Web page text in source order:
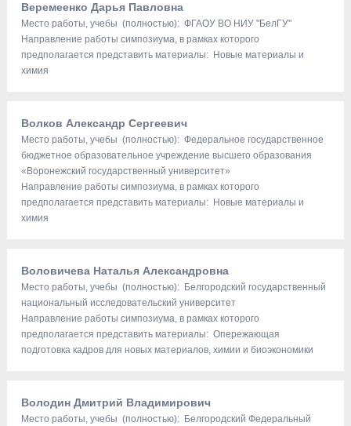
Веремеенко Дарья Павловна
Место работы, учебы (полностью): ФГАОУ ВО НИУ "БелГУ"
Направление работы симпозиума, в рамках которого
предполагается представить материалы: Новые материалы и
химия
Волков Александр Сергеевич
Место работы, учебы (полностью): Федеральное государственное
бюджетное образовательное учреждение высшего образования
«Воронежский государственный университет»
Направление работы симпозиума, в рамках которого
предполагается представить материалы: Новые материалы и
химия
Воловичева Наталья Александровна
Место работы, учебы (полностью): Белгородский государственный
национальный исследовательский университет
Направление работы симпозиума, в рамках которого
предполагается представить материалы: Опережающая
подготовка кадров для новых материалов, химии и биоэкономики
Володин Дмитрий Владимирович
Место работы, учебы (полностью): Белгородский Федеральный